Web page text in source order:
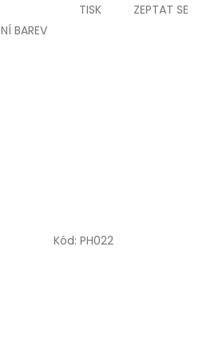
BAREV
TISK ZEPTAT SE
Kód: PH022